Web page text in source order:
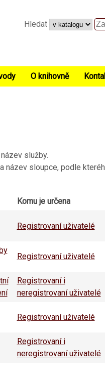
Hledat
O knihovně
služby.
název sloupce, podle
Komu je určena
Registrovaní uživatelé
Registrovaní uživatelé
Registrovaní i
neregistrovaní uživatelé
Registrovaní uživatelé
Registrovaní i
neregistrovaní uživatelé